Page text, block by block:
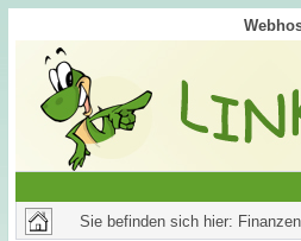
Sie befinden sich hier: